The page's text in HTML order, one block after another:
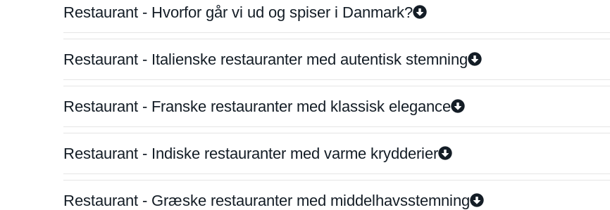
Restaurant - Hvorfor går vi ud og spiser i Danmark?
Restaurant - Italienske restauranter med autentisk stemning
Restaurant - Franske restauranter med klassisk elegance
Restaurant - Indiske restauranter med varme krydderier
Restaurant - Græske restauranter med middelhavsstemning